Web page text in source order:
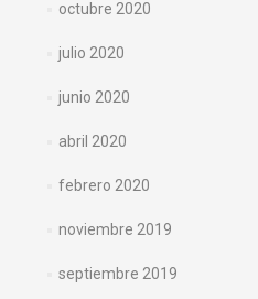
octubre 2020
julio 2020
junio 2020
abril 2020
febrero 2020
noviembre 2019
septiembre 2019